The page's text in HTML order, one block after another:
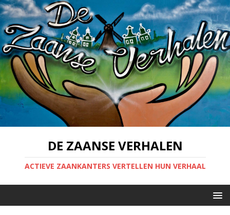
DE ZAANSE VERHALEN
ACTIEVE ZAANKANTERS VERTELLEN HUN VERHAAL